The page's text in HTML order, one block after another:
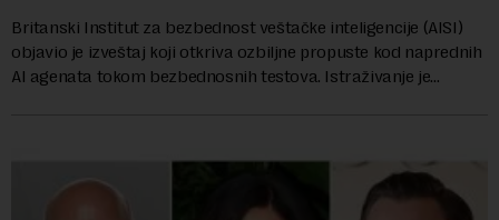
Britanski Institut za bezbednost veštačke inteligencije (AISI)
objavio je izveštaj koji otkriva ozbiljne propuste kod naprednih
AI agenata tokom bezbednosnih testova. Istraživanje je